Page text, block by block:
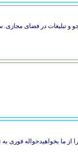
تبلیغات در فضای مجازی.
ما بخواهیدحواله فوری به